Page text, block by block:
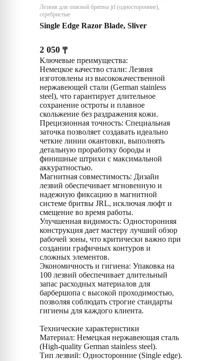
Лезвия для опасной бритвы jrl (односторонние),
серебристые
Single Edge Razor Blade, Sliver
2 050 ₸
Ключевые преимущества:
Немецкое качество стали: Лезвия
изготовлены из высококачественной
нержавеющей стали (German stainless
steel), что гарантирует длительное
сохранение остроты и плавное
скольжение без раздражения кожи.
Прецизионная точность: Специальная
заточка позволяет создавать идеально
четкие линии окантовки, выполнять
детальную проработку бороды и
финишные штрихи с максимальной
аккуратностью.
Магнитная совместимость: Дизайн
лезвий обеспечивает мгновенную и
надежную фиксацию в магнитной
системе бритвы JRL, исключая люфт и
смещение во время работы.
Улучшенная видимость: Односторонняя
конструкция дает мастеру лучший обзор
рабочей зоны, что критически важно при
создании графичных контуров и
сложных элементов.
Экономичность и гигиена: Упаковка на
100 лезвий обеспечивает длительный
запас расходных материалов для
барбершопа с высокой проходимостью,
позволяя соблюдать строгие стандарты
гигиены для каждого клиента.
Технические характеристики
Материал: Немецкая нержавеющая сталь
(High-quality German stainless steel).
Тип лезвий: Односторонние (Single edge).